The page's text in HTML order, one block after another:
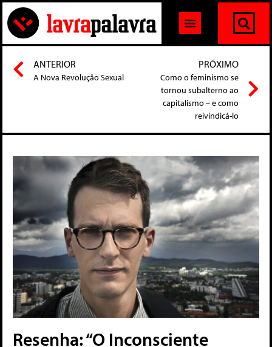
ANTERIOR
A Nova Revolução Sexual
PRÓXIMO
Como o feminismo se
tornou subalterno ao
capitalismo – e como
reivindicá-lo
Resenha: “O Inconsciente